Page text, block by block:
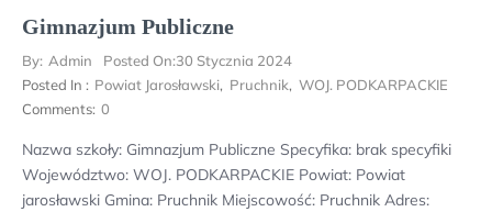
Gimnazjum Publiczne
By: Admin Posted On:30 Stycznia 2024
Posted In : Powiat Jarosławski, Pruchnik, WOJ. PODKARPACKIE
Comments: 0
Nazwa szkoły: Gimnazjum Publiczne Specyfika: brak specyfiki
Województwo: WOJ. PODKARPACKIE Powiat: Powiat
jarosławski Gmina: Pruchnik Miejscowość: Pruchnik Adres: